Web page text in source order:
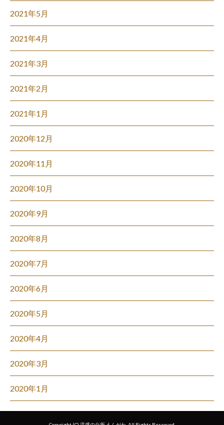
2021年5月
2021年4月
2021年3月
2021年2月
2021年1月
2020年12月
2020年11月
2020年10月
2020年9月
2020年8月
2020年7月
2020年6月
2020年5月
2020年4月
2020年3月
2020年1月